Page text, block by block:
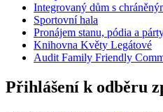
Integrovaný dům s
Sportovní hala
Pronájem stanu, pódia a
Knihovna Květy Legátové
Audit Family Friendly
Přihlášení k odběru